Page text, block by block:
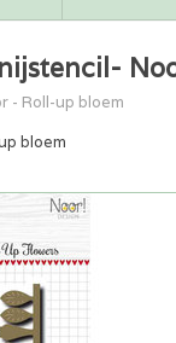
- Roll-up bloem
bloem